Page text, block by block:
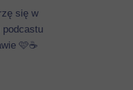
się w
🩷☕